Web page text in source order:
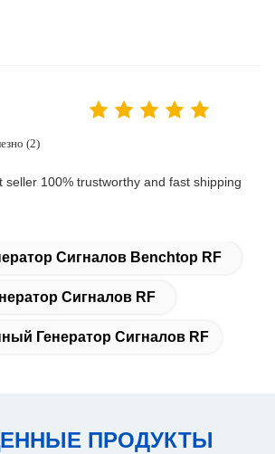
(2)
seller 100% trustworthy and fast shipping
Сигналов Benchtop RF
Сигналов RF
Генератор Сигналов RF
ПРОДУКТЫ